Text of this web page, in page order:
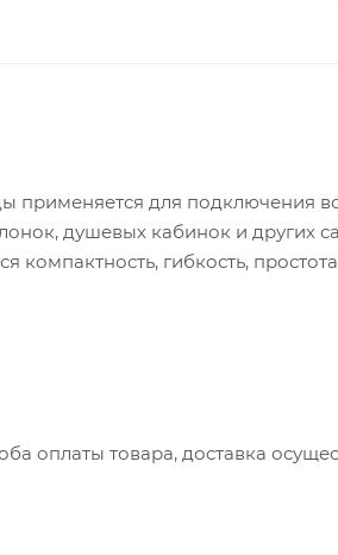
применяется для подключения
душевых кабинок и
компактность, гибкость,
оплаты товара, доставка